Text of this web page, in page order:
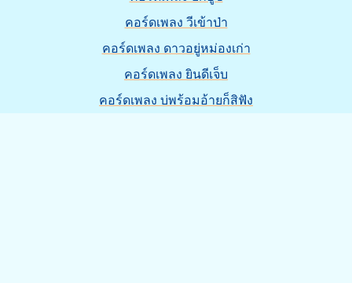
คอร์ดเพลง วีเข้าป่า
คอร์ดเพลง ดาวอยู่หม่องเก่า
คอร์ดเพลง ยินดีเจ็บ
คอร์ดเพลง บ่พร้อมอ้ายก็สิฟัง